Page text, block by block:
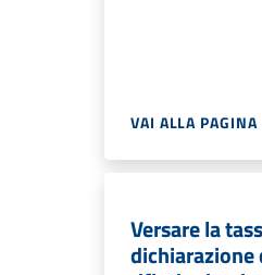
VAI ALLA PAGINA
Versare la